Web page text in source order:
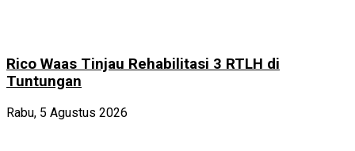
Rico Waas Tinjau Rehabilitasi 3 RTLH di
Tuntungan
Rabu, 5 Agustus 2026